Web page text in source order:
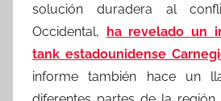
solución duradera al
Occidental, ha revelado un
tank estadounidense
informe también hace un